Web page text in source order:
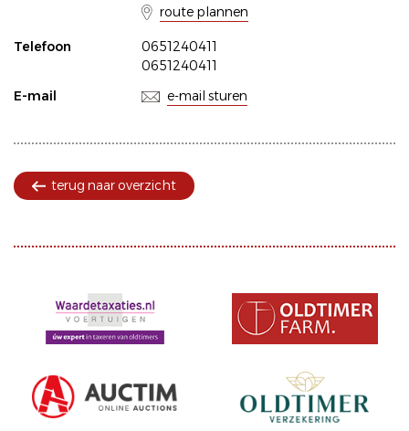
route plannen
Telefoon
0651240411
0651240411
E-mail
e-mail sturen
terug naar overzicht